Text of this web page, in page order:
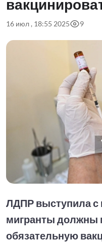
16 июл , 18:55 2025 9
ЛДПР выступила с
мигранты должны
обязательную